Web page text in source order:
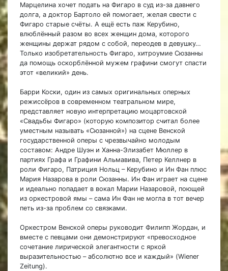
Марцелина хочет подать на Фигаро в суд из-за давнего
долга, а доктор Бартоло ей помогает, желая свести с
Фигаро старые счёты. А ещё есть паж Керубино,
влюблённый разом во всех женщин дома, которого
женщины держат рядом с собой, переодев в девушку…
Только изобретательность Фигаро, хитроумие Сюзанны
да помощь оскорблённой мужем графини смогут спасти
этот «великий» день.
Барри Коски, один из самых оригинальных оперных
режиссёров в современном театральном мире,
представляет новую интерпретацию моцартовской
«Свадьбы Фигаро» (которую композитор считал более
уместным называть «Сюзанной») на сцене Венской
государственной оперы с чрезвычайно молодым
составом: Андре Шуэн и Ханна-Элизабет Мюллер в
партиях Графа и Графини Альмавива, Петер Келлнер в
роли Фигаро, Патриция Нольц – Керубино и Ин Фан плюс
Мария Назарова в роли Сюзанны. Ин Фан играет на сцене
и идеально попадает в вокал Марии Назаровой, поющей
из оркестровой ямы – сама Ин Фан не могла в тот вечер
петь из-за проблем со связками.
Оркестром Венской оперы руководит Филипп Жордан, и
вместе с певцами они демонстрируют «превосходное
сочетание лирической элегантности с яркой
выразительностью – абсолютно все и каждый» (Wiener
Zeitung).